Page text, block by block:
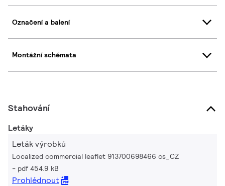
Označení a balení
Montážní schémata
Stahování
Letáky
Leták výrobků
Localized commercial leaflet 913700698466 cs_CZ
pdf 454.9 kB
Prohlédnout